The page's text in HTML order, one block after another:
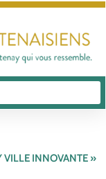
VILLE INNOVANTE »